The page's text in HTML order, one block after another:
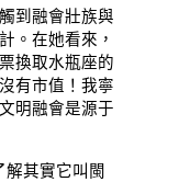
到融會壯族與
。在她看來，
換取水瓶座的
有市值！我寧
明融會是源于
其實它叫閩